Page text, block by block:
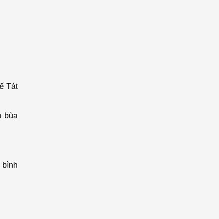
Tát
bùa
bình